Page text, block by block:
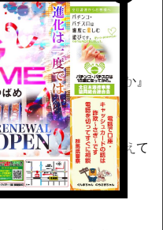
か
分の好みとは何なのか』
すよね
かないでも一度、考えて